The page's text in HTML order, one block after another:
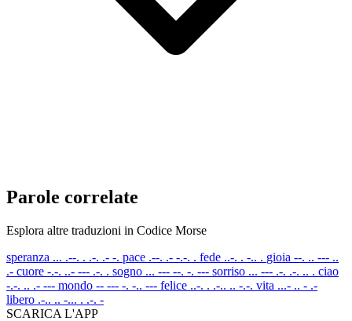
Parole correlate
Esplora altre traduzioni in Codice Morse
speranza ... .--. . .-. .- -. pace .--. .- -.-. . fede ..-. . -.. . gioia --. .. --- ..
.- cuore -.-. ..- --- .-. . sogno ... --- --. -. --- sorriso ... --- .-. .-. .. . ciao
-.-. .. .- --- mondo -- --- -. -.. --- felice ..-. . .-.. .. -.-. vita ...- .. - .-
libero .-.. .. -... . .-. -
SCARICA L'APP